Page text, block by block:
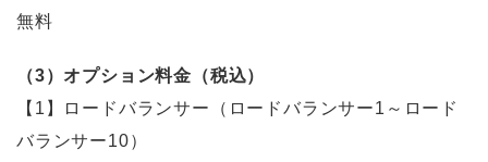
無料
（3）オプション料金（税込）
【1】ロードバランサー（ロードバランサー1～ロード
バランサー10）